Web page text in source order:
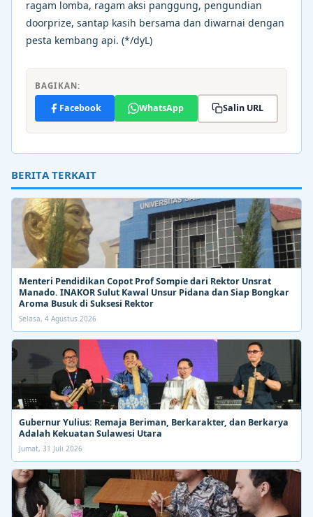
ragam lomba, ragam aksi panggung, pengundian
doorprize, santap kasih bersama dan diwarnai dengan
pesta kembang api. (*/dyL)
BAGIKAN:
Facebook WhatsApp Salin URL
BERITA TERKAIT
Menteri Pendidikan Copot Prof Sompie dari Rektor Unsrat
Manado. INAKOR Sulut Kawal Unsur Pidana dan Siap Bongkar
Aroma Busuk di Suksesi Rektor
Selasa, 4 Agustus 2026
Gubernur Yulius: Remaja Beriman, Berkarakter, dan Berkarya
Adalah Kekuatan Sulawesi Utara
Jumat, 31 Juli 2026